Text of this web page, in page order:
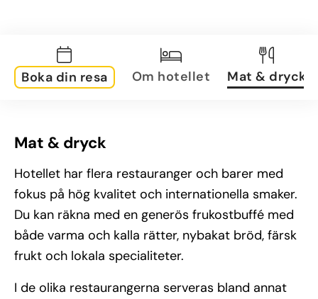
Boka din resa Om hotellet Mat & dryck
Mat & dryck
Hotellet har flera restauranger och barer med
fokus på hög kvalitet och internationella smaker.
Du kan räkna med en generös frukostbuffé med
både varma och kalla rätter, nybakat bröd, färsk
frukt och lokala specialiteter.
I de olika restaurangerna serveras bland annat